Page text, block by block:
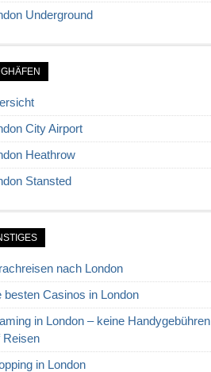
Underground
City Airport
Heathrow
Stansted
nach London
besten Casinos in London
in London – keine Handygebühren
Reisen
in London